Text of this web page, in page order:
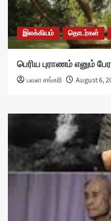
இலக்கியம் தொடர்கள்
பெரிய புராணம் எனும்
பவள சங்கரி August 6,